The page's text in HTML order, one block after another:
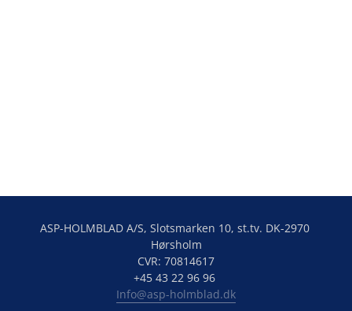
ASP-HOLMBLAD A/S, Slotsmarken 10, st.tv. DK-2970
Hørsholm
CVR: 70814617
Info@asp-holmblad.dk